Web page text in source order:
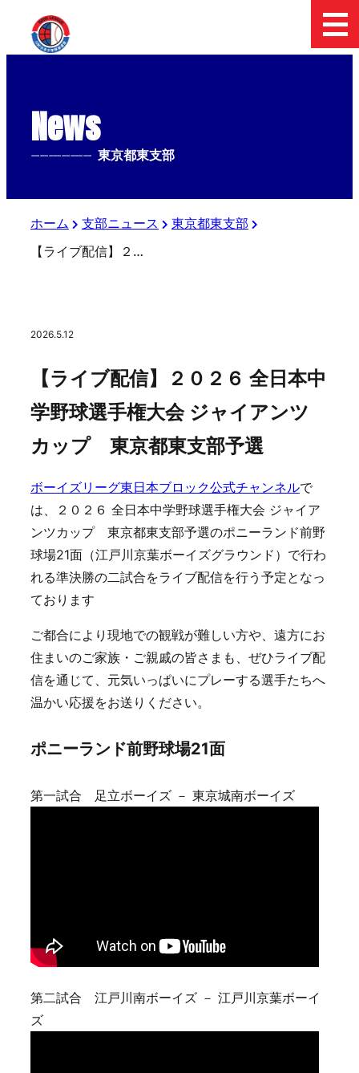
News
-------------- 東京都東支部
ホーム 支部ニュース
東京都東支部
【ライブ配信】２０２６ 全日本中学野球選手権大会 ジャイアンツカップ 東京都東支部予選
2026.5.12
【ライブ配信】２０２６ 全日本中
学野球選手権大会 ジャイアンツ
カップ 東京都東支部予選
ボーイズリーグ東日本ブロック公式チャンネルで
は、２０２６ 全日本中学野球選手権大会 ジャイア
ンツカップ 東京都東支部予選のポニーランド前野
球場21面（江戸川京葉ボーイズグラウンド）で行わ
れる準決勝の二試合をライブ配信を行う予定となっ
ております
ご都合により現地での観戦が難しい方や、遠方にお
住まいのご家族・ご親戚の皆さまも、ぜひライブ配
信を通じて、元気いっぱいにプレーする選手たちへ
温かい応援をお送りください。
ポニーランド前野球場21面
第一試合 足立ボーイズ － 東京城南ボーイズ
第二試合 江戸川南ボーイズ － 江戸川京葉ボーイ
ズ